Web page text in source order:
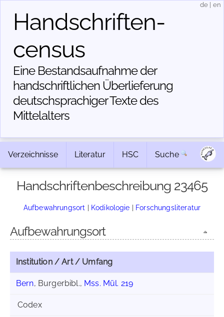
Handschriften­
census
Eine Bestandsaufnahme der
handschriftlichen Über­lieferung
deutschsprachiger Texte des
Mittelalters
de en
Verzeichnisse Literatur HSC Suche
Handschriftenbeschreibung 23465
Aufbewahrungsort | Kodikologie | Forschungsliteratur
Aufbewahrungsort
Institution / Art / Umfang
Bern, Burgerbibl., Mss. Mül. 219
Codex